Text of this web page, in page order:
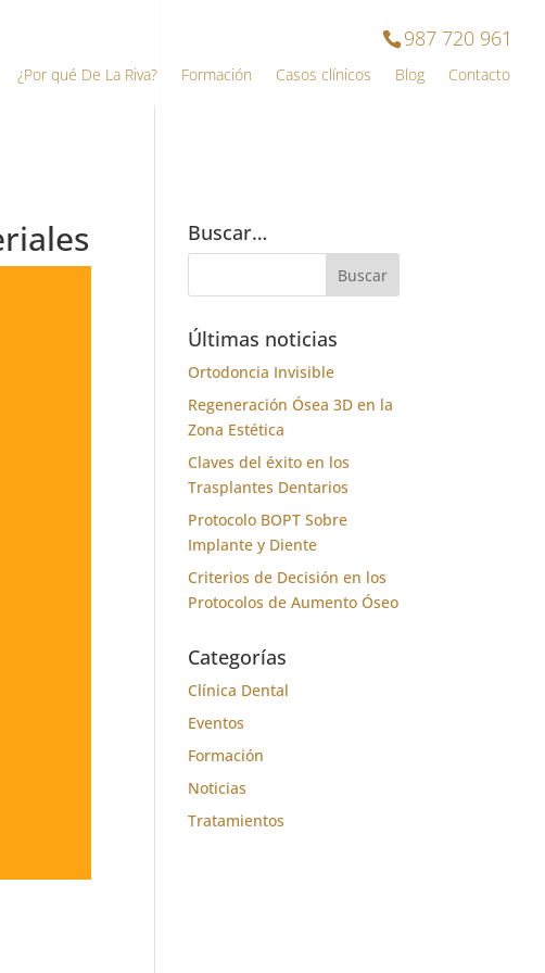
987 720 961
¿Por qué De La Riva? Formación Casos clínicos Blog Contacto
Buscar…
Últimas noticias
Ortodoncia Invisible
Regeneración Ósea 3D en la
Zona Estética
Claves del éxito en los
Trasplantes Dentarios
Protocolo BOPT Sobre
Implante y Diente
Criterios de Decisión en los
Protocolos de Aumento Óseo
Categorías
Clínica Dental
Eventos
Formación
Noticias
Tratamientos